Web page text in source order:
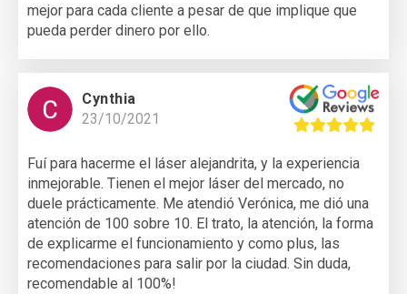
mejor para cada cliente a pesar de que implique que
pueda perder dinero por ello.
Cynthia
23/10/2021
Fuí para hacerme el láser alejandrita, y la experiencia
inmejorable. Tienen el mejor láser del mercado, no
duele prácticamente. Me atendió Verónica, me dió una
atención de 100 sobre 10. El trato, la atención, la forma
de explicarme el funcionamiento y como plus, las
recomendaciones para salir por la ciudad. Sin duda,
recomendable al 100%!